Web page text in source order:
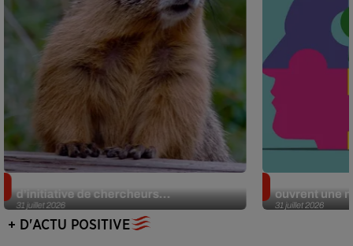
31 juillet 2026
d’initiative de chercheurs...
31 juillet 2026
ouvrent une
+ D'ACTU POSITIVE